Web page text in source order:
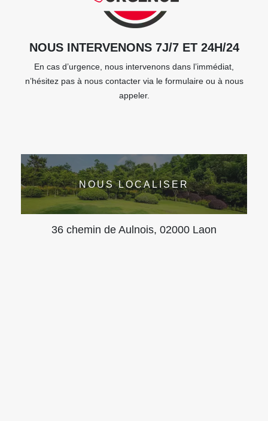
NOUS INTERVENONS 7J/7 ET 24H/24
En cas d’urgence, nous intervenons dans l’immédiat,
n’hésitez pas à nous contacter via le formulaire ou à nous
appeler.
NOUS LOCALISER
36 chemin de Aulnois, 02000 Laon